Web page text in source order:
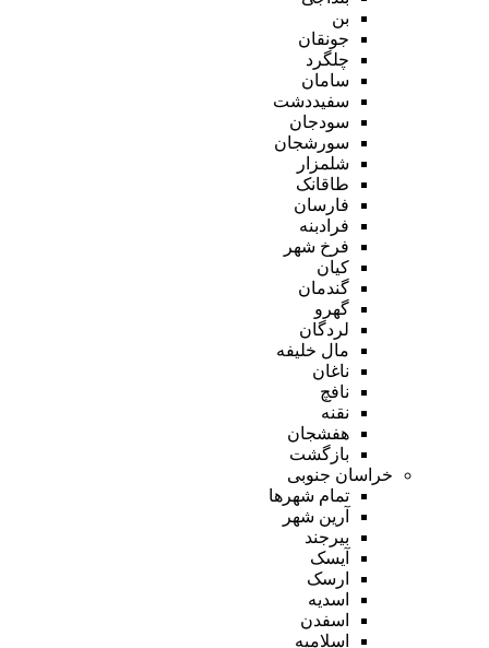
بن
جونقان
چلگرد
سامان
سفیددشت
سودجان
سورشجان
شلمزار
طاقانک
فارسان
فرادبنه
فرخ شهر
کیان
گندمان
گهرو
لردگان
مال خلیفه
ناغان
نافچ
نقنه
هفشجان
بازگشت
خراسان جنوبی
تمام شهر‌ها
آرین شهر
بیرجند
آیسک
ارسک
اسدیه
اسفدن
اسلامیه